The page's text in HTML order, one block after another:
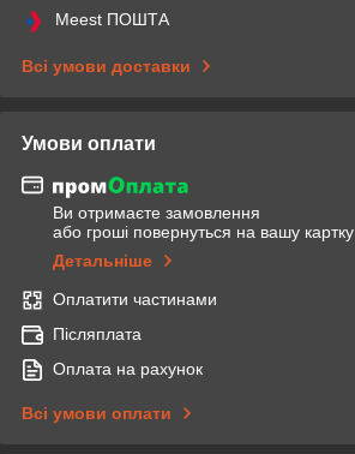
Meest ПОШТА
Всі умови доставки
Умови оплати
Ви отримаєте замовлення
або гроші повернуться на вашу картку
Детальніше
Оплатити частинами
Післяплата
Оплата на рахунок
Всі умови оплати